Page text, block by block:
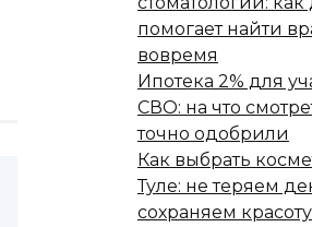
помогает найти
вовремя
Ипотека 2% для
СВО: на что
точно одобрили
Как выбрать
Туле: не теряем
сохраняем